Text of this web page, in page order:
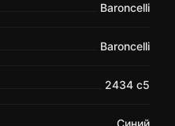
Baroncelli
Baroncelli
2434 с5
Синий